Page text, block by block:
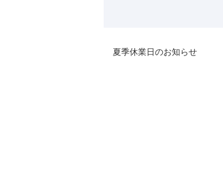
夏季休業日のお知らせ